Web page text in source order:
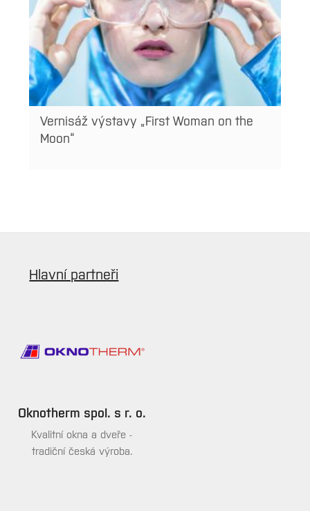
Vernisáž výstavy „First Woman on the
Moon“
Hlavní partneři
Oknotherm spol. s r. o.
Kvalitní okna a dveře -
tradiční česká výroba.